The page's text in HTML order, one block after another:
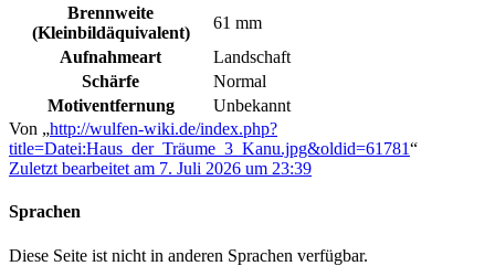
Brennweite
(Kleinbildäquivalent)
61 mm
Aufnahmeart
Landschaft
Schärfe
Normal
Motiventfernung
Unbekannt
Von „http://wulfen-wiki.de/index.php?
title=Datei:Haus_der_Träume_3_Kanu.jpg&oldid=61781“
Zuletzt bearbeitet am 7. Juli 2026 um 23:39
Sprachen
Diese Seite ist nicht in anderen Sprachen verfügbar.